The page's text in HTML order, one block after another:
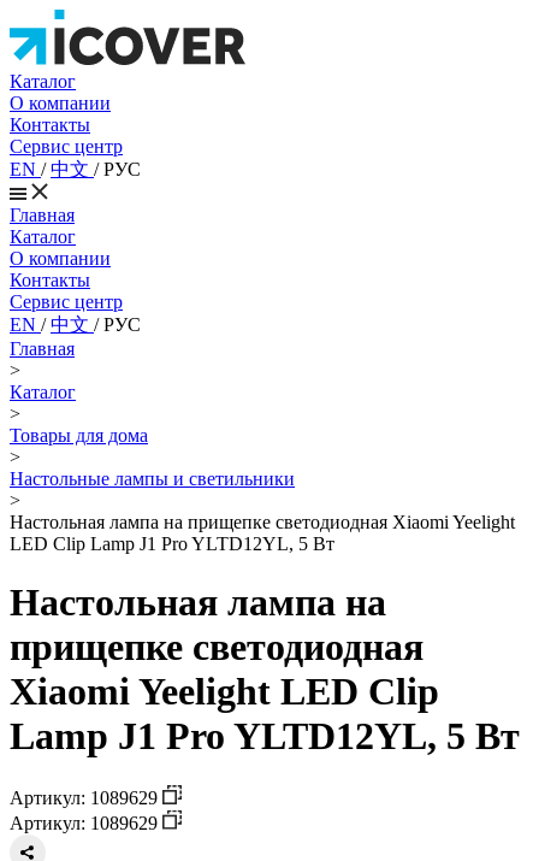
Каталог
О компании
Контакты
Сервис центр
EN /中文 /РУС
Главная
Каталог
О компании
Контакты
Сервис центр
EN /中文 /РУС
Главная
>
Каталог
>
Товары для дома
>
Настольные лампы и светильники
>
Настольная лампа на прищепке светодиодная Xiaomi Yeelight
LED Clip Lamp J1 Pro YLTD12YL, 5 Вт
Настольная лампа на
прищепке светодиодная
Xiaomi Yeelight LED Clip
Lamp J1 Pro YLTD12YL, 5 Вт
Артикул: 1089629
Артикул: 1089629